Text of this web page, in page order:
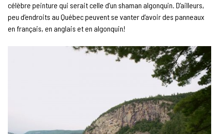
célèbre peinture qui serait celle d’un shaman algonquin. D’ailleurs,
peu d’endroits au Québec peuvent se vanter d’avoir des panneaux
en français, en anglais et en algonquin!